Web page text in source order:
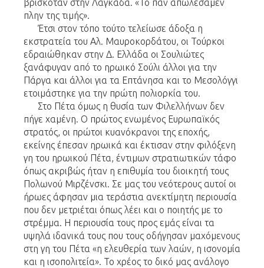
βρισκόταν στην Λαγκάδα. «Το παν απωλέσαμεν
πλην της τιμής».
Έτσι στον τόπο τούτο τελείωσε άδοξα η
εκστρατεία του Αλ. Μαυροκορδάτου, οι Τούρκοι
εδραιώθηκαν στην Δ. Ελλάδα οι Σουλιώτες
ξανάφυγαν από το ηρωικό Σούλι άλλοι για την
Πάργα και άλλοι για τα Επτάνησα και το Μεσολόγγι
ετοιμάστηκε για την πρώτη πολιορκία του.
Στο Πέτα όμως η θυσία των Φιλελλήνων δεν
πήγε χαμένη. Ο πρώτος ενωμένος Ευρωπαϊκός
στρατός, οι πρώτοι κυανόκρανοι της εποχής,
εκείνης έπεσαν ηρωικά και έκτισαν στην φιλόξενη
γη του ηρωικού Πέτα, έντιμων στρατιωτικών τάφο
όπως ακριβώς ήταν η επιθυμία του διοικητή τους
Πολωνού Μιρζένσκι. Σε μας του νεότερους αυτοί οι
ήρωες άφησαν μια τεράστια ανεκτίμητη περιουσία
που δεν μετριέται όπως λέει και ο ποιητής με το
στρέμμα. Η περιουσία τους προς εμάς είναι τα
υψηλά ιδανικά τους που τους οδήγησαν μαχόμενους
στη γη του Πέτα «η ελευθερία των λαών, η ισονομία
και η ισοπολιτεία». Το χρέος το δικό μας ανάλογο